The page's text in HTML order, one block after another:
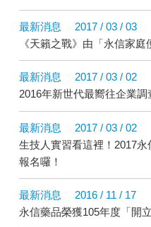
最新消息
2017 / 03 / 03
《天籟之戰》由「永信家
最新消息
2017 / 03 / 02
2016年新世代最嚮往企業調
最新消息
2017 / 03 / 02
生技人實習看這裡！2017
報名囉！
最新消息
2016 / 11 / 17
永信藥品榮獲105年度「開